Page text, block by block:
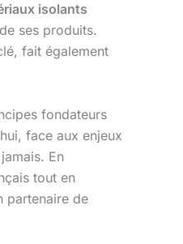
isolants
de ses produits.
fait également
fondateurs
face aux enjeux
En
tout en
partenaire de